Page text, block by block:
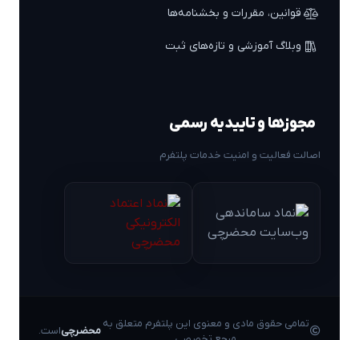
قوانین، مقررات و بخشنامه‌ها
وبلاگ آموزشی و تازه‌های ثبت
مجوزها و تاییدیه رسمی
اصالت فعالیت و امنیت خدمات پلتفرم
تمامی حقوق مادی و معنوی این پلتفرم متعلق به
محضرچیاست.